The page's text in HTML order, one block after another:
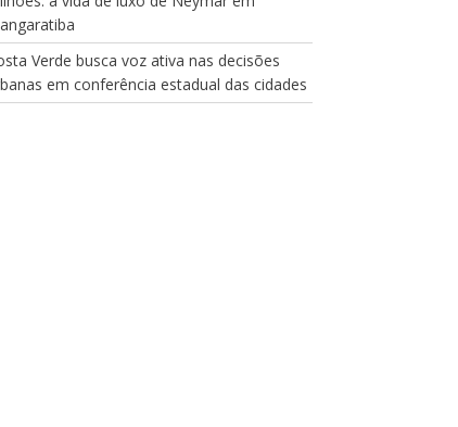
Verde busca voz ativa nas decisões
em conferência estadual das cidades